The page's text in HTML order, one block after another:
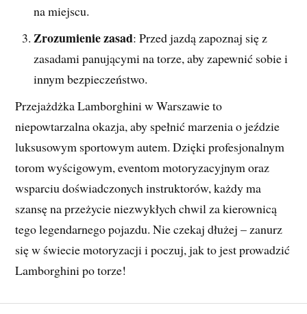
na miejscu.
Zrozumienie zasad: Przed jazdą zapoznaj się z
zasadami panującymi na torze, aby zapewnić sobie i
innym bezpieczeństwo.
Przejażdżka Lamborghini w Warszawie to
niepowtarzalna okazja, aby spełnić marzenia o jeździe
luksusowym sportowym autem. Dzięki profesjonalnym
torom wyścigowym, eventom motoryzacyjnym oraz
wsparciu doświadczonych instruktorów, każdy ma
szansę na przeżycie niezwykłych chwil za kierownicą
tego legendarnego pojazdu. Nie czekaj dłużej – zanurz
się w świecie motoryzacji i poczuj, jak to jest prowadzić
Lamborghini po torze!